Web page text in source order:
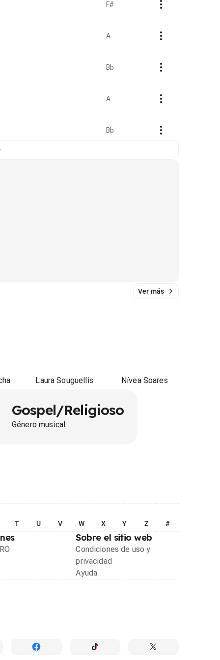
F#
A
Bb
A
Bb
Ver más
Laura Souguellis Nívea Soares
Gospel/Religioso
Género musical
T U V W X Y Z #
Sobre el sitio web
Condiciones de uso y
privacidad
Ayuda